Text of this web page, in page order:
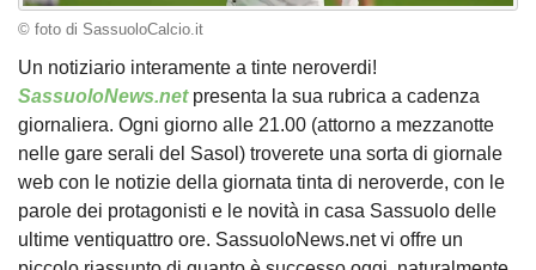
© foto di SassuoloCalcio.it
Un notiziario interamente a tinte neroverdi!
SassuoloNews.netpresenta la sua rubrica a cadenza
giornaliera. Ogni giorno alle 21.00 (attorno a mezzanotte
nelle gare serali del Sasol) troverete una sorta di giornale
web con le notizie della giornata tinta di neroverde, con le
parole dei protagonisti e le novità in casa Sassuolo delle
ultime ventiquattro ore. SassuoloNews.net vi offre un